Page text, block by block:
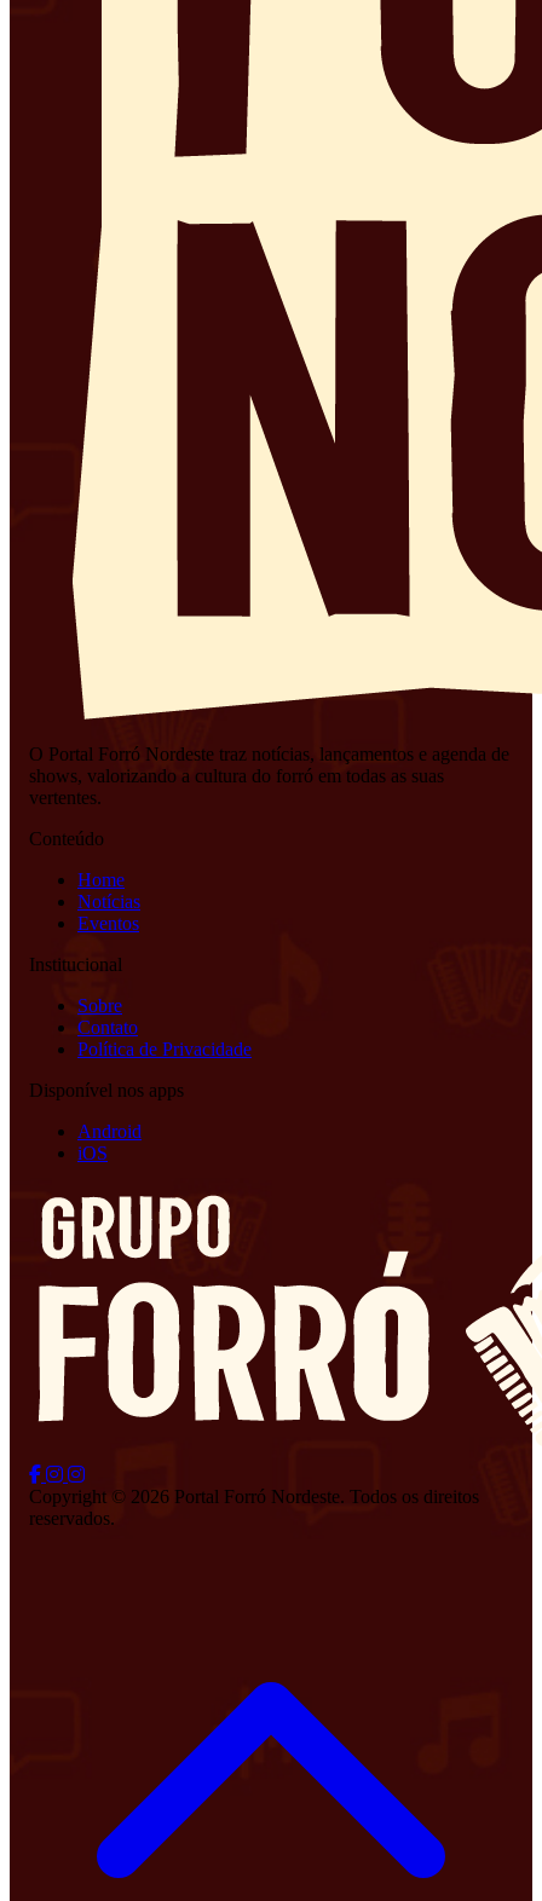
O Portal Forró Nordeste traz notícias, lançamentos e agenda de
shows, valorizando a cultura do forró em todas as suas
vertentes.
Conteúdo
Home
Notícias
Eventos
Institucional
Sobre
Contato
Política de Privacidade
Disponível nos apps
Android
iOS
Copyright © 2026 Portal Forró Nordeste. Todos os direitos
reservados.